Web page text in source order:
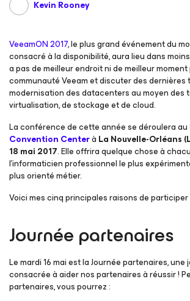
Kevin Rooney
VeeamON 2017, le plus grand événement du
consacré à la disponibilité, aura lieu dans moins
a pas de meilleur endroit ni de meilleur
communauté Veeam et discuter des dernières
modernisation des datacenters au moyen des
virtualisation, de stockage et de cloud.
La conférence de cette année se déroulera au
Convention Centerà La Nouvelle-Orléans
18 mai 2017. Elle offrira quelque chose à
l’informaticien professionnel le plus
plus orienté métier.
Voici mes cinq principales raisons de participer
Journée partenaires
Le mardi 16 mai est la Journée partenaires,
consacrée à aider nos partenaires à réussir !
partenaires, vous pourrez :